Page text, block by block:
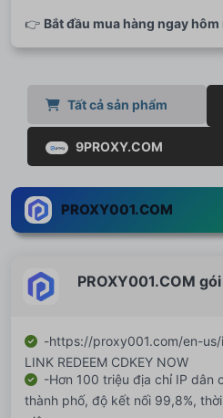
👉 Bắt đầu mua hàng ngay
Tất cả sản phẩm
9PROXY.COM
PROXY001.COM
PROXY001.COM
-https://proxy001.com/en-
LINK REDEEM CDKEY NOW
-Hơn 100 triệu địa chỉ IP dân
thành phố, độ kết nối 99,8%,